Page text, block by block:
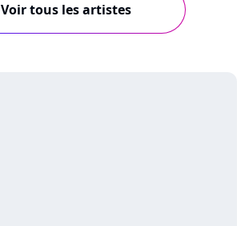
Voir tous les artistes